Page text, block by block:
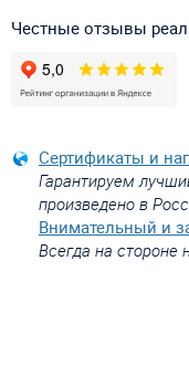
Честные отзывы
Сертификаты и
Гарантируем
произведено в
Внимательный и
Всегда на